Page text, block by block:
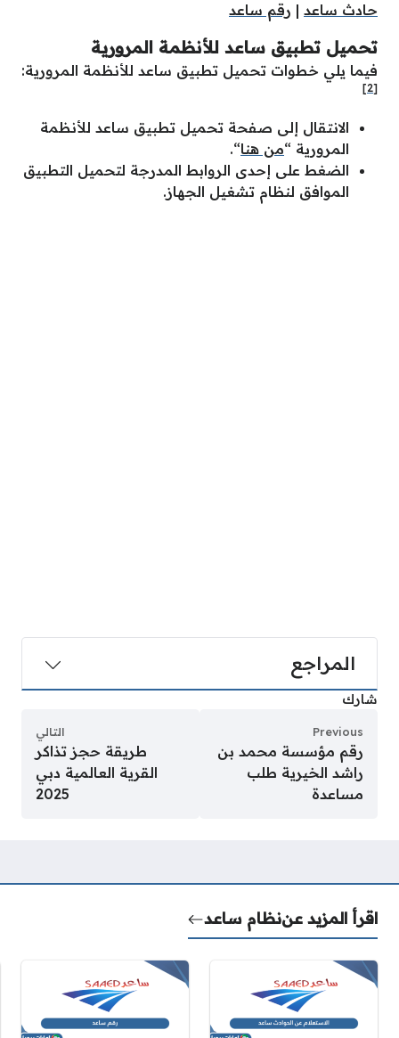
حادث ساعد | رقم ساعد
تحميل تطبيق ساعد للأنظمة المرورية
فيما يلي خطوات تحميل تطبيق ساعد للأنظمة المرورية:
[2]
الانتقال إلى صفحة تحميل تطبيق ساعد للأنظمة
المرورية “من هنا“.
الضغط على إحدى الروابط المدرجة لتحميل التطبيق
الموافق لنظام تشغيل الجهاز.
المراجع
شارك
Previous
رقم مؤسسة محمد بن
راشد الخيرية طلب
مساعدة
التالي
طريقة حجز تذاكر
القرية العالمية دبي
2025
اقرأ المزيد عننظام ساعد